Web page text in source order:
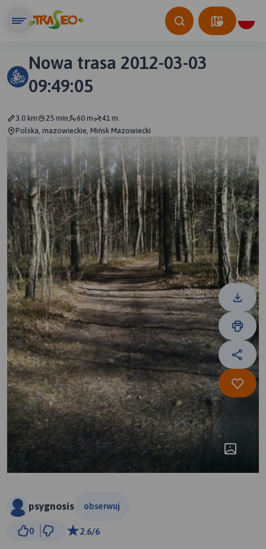
Nowa trasa 2012-03-03
09:49:05
3.0 km 25 min 60 m
41 m
Polska, mazowieckie, Mińsk Mazowiecki
psygnosis obserwuj
0 2.6/6